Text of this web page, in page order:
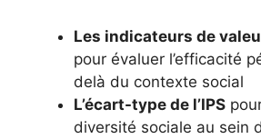
Les indicateurs de
pour évaluer l’efficacité
delà du contexte social
L’écart-type de l’IPS
diversité sociale au sein